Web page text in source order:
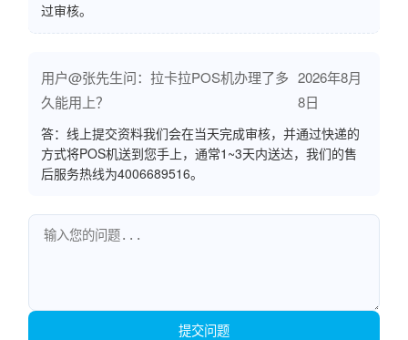
过审核。
用户@张先生问：拉卡拉POS机办理了多
久能用上？
2026年8月
8日
答：线上提交资料我们会在当天完成审核，并通过快递的
方式将POS机送到您手上，通常1~3天内送达，我们的售
后服务热线为4006689516。
提交问题